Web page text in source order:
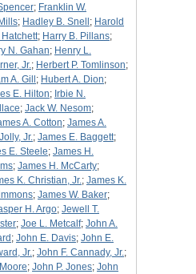
; Franklin W.
; Hadley B. Snell ; Harold
Hatchett; Harry B. Pillans;
N. Gahan; Henry L.
Jr.; Herbert P. Tomlinson;
A. Gill ; Hubert A. Dion;
E. Hilton; Irbie N.
; Jack W. Nesom;
A. Cotton; James A.
Jr.; James E. Baggett;
E. Steele; James H.
; James H. McCarty;
K. Christian, Jr.; James K.
; James W. Baker;
H. Argo; Jewell T.
; Joe L. Metcalf; John A.
; John E. Davis; John E.
Jr.; John F. Cannady, Jr.;
; John P. Jones; John